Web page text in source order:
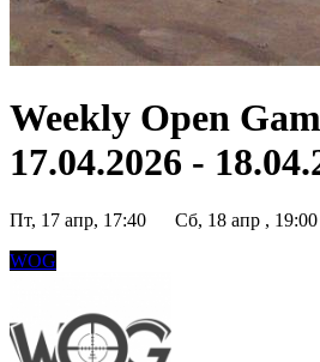
Weekly Open
17.04.2026 -
Пт, 17 апр, 17:40
Сб, 18 апр , 19:00
WOG